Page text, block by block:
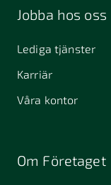
Jobba hos oss
Lediga tjänster
Karriär
Våra kontor
Om Företaget